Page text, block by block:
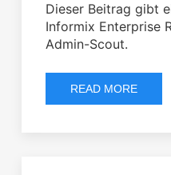
Dieser Beitrag gibt
Informix Enterprise
Admin-Scout.
READ MORE